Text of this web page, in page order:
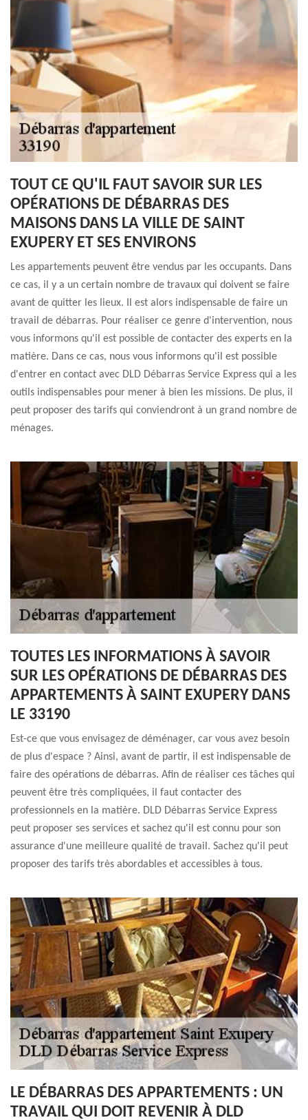
TOUT CE QU'IL FAUT SAVOIR SUR LES
OPÉRATIONS DE DÉBARRAS DES
MAISONS DANS LA VILLE DE SAINT
EXUPERY ET SES ENVIRONS
Les appartements peuvent être vendus par les occupants. Dans
ce cas, il y a un certain nombre de travaux qui doivent se faire
avant de quitter les lieux. Il est alors indispensable de faire un
travail de débarras. Pour réaliser ce genre d'intervention, nous
vous informons qu'il est possible de contacter des experts en la
matière. Dans ce cas, nous vous informons qu'il est possible
d'entrer en contact avec DLD Débarras Service Express qui a les
outils indispensables pour mener à bien les missions. De plus, il
peut proposer des tarifs qui conviendront à un grand nombre de
ménages.
TOUTES LES INFORMATIONS À SAVOIR
SUR LES OPÉRATIONS DE DÉBARRAS DES
APPARTEMENTS À SAINT EXUPERY DANS
LE 33190
Est-ce que vous envisagez de déménager, car vous avez besoin
de plus d'espace ? Ainsi, avant de partir, il est indispensable de
faire des opérations de débarras. Afin de réaliser ces tâches qui
peuvent être très compliquées, il faut contacter des
professionnels en la matière. DLD Débarras Service Express
peut proposer ses services et sachez qu'il est connu pour son
assurance d'une meilleure qualité de travail. Sachez qu'il peut
proposer des tarifs très abordables et accessibles à tous.
LE DÉBARRAS DES APPARTEMENTS : UN
TRAVAIL QUI DOIT REVENIR À DLD